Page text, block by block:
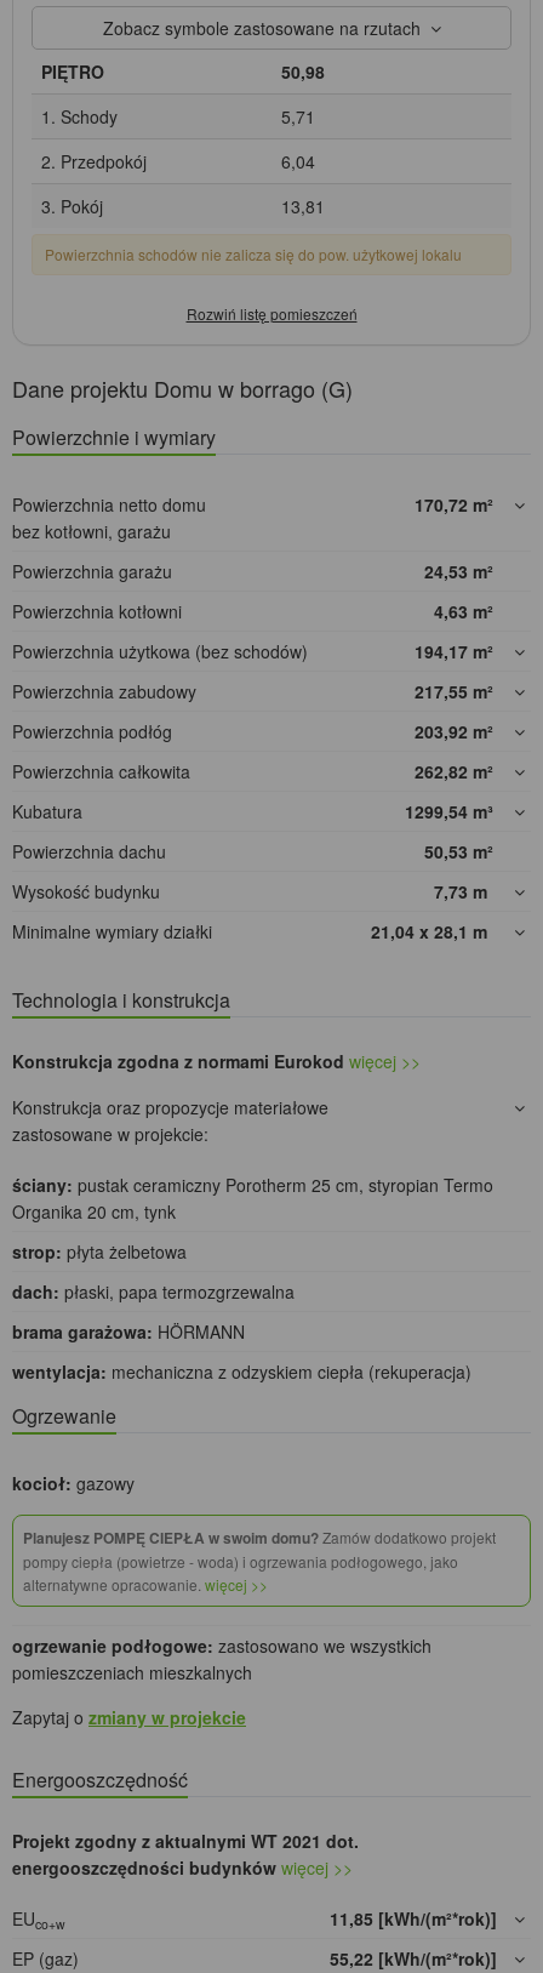
Zobacz symbole zastosowane na rzutach
PIĘTRO
50,98
1. Schody
5,71
2. Przedpokój
6,04
3. Pokój
13,81
Powierzchnia schodów nie zalicza się do pow. użytkowej lokalu
Dane projektu Domu w borrago (G)
Powierzchnie i wymiary
Powierzchnia netto domu
bez kotłowni, garażu
170,72 m²
Powierzchnia garażu 24,53 m²
Powierzchnia kotłowni
4,63 m²
Powierzchnia użytkowa (bez schodów)
194,17 m²
Powierzchnia zabudowy
217,55 m²
Powierzchnia podłóg
203,92 m²
Powierzchnia całkowita
262,82 m²
Kubatura
1299,54 m³
Powierzchnia dachu
50,53 m²
Wysokość budynku
7,73 m
Minimalne wymiary działki
21,04 x 28,1 m
Technologia i konstrukcja
Konstrukcja zgodna z normami Eurokod więcej >>
Konstrukcja oraz propozycje materiałowe
zastosowane w projekcie:
ściany: pustak ceramiczny Porotherm 25 cm, styropian Termo
Organika 20 cm, tynk
strop: płyta żelbetowa
dach: płaski, papa termozgrzewalna
brama garażowa: HÖRMANN
wentylacja: mechaniczna z odzyskiem ciepła (rekuperacja)
Ogrzewanie
kocioł: gazowy
Planujesz POMPĘ CIEPŁA w swoim domu?Zamów dodatkowo projekt
pompy ciepła (powietrze - woda) i ogrzewania podłogowego, jako
alternatywne opracowanie. więcej >>
ogrzewanie podłogowe: zastosowano we wszystkich
pomieszczeniach mieszkalnych
Zapytaj o zmiany w projekcie
Energooszczędność
Projekt zgodny z aktualnymi WT 2021 dot.
energooszczędności budynków więcej >>
EUco+w
11,85 [kWh/(m²*rok)]
EP (gaz)
55,22 [kWh/(m²*rok)]